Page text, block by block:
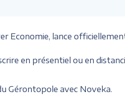
Economie, lance
en présentiel ou en
Gérontopole avec Noveka.